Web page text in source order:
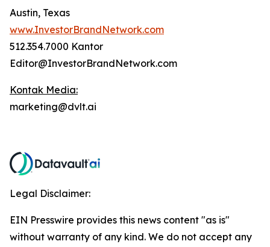
Austin, Texas
www.InvestorBrandNetwork.com
512.354.7000 Kantor
Editor@InvestorBrandNetwork.com
Kontak Media:
marketing@dvlt.ai
Legal Disclaimer:
EIN Presswire provides this news content "as is"
without warranty of any kind. We do not accept any